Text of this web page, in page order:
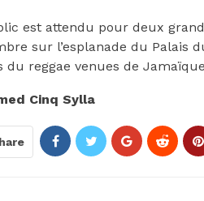
est attendu pour deux
sur l’esplanade du Palais
du reggae venues de
Cinq Sylla